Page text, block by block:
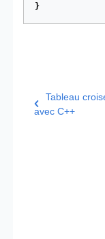
}
Tableau
avec C++